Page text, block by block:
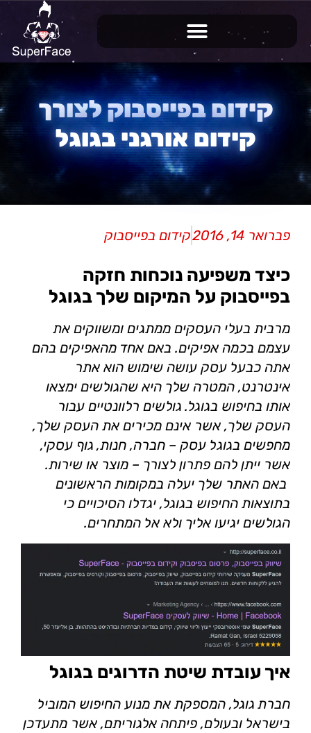
קידום בפייסבוק לצורך
קידום אורגני בגוגל
פברואר 14, 2016 קידום בפייסבוק
כיצד משפיעה נוכחות חזקה
בפייסבוק על המיקום שלך בגוגל
מרבית בעלי העסקים ממתגים ומשווקים את
עצמם בכמה אפיקים. באם אחד מהאפיקים בהם
אתה כבעל עסק עושה שימוש הוא אתר
אינטרנט, המטרה שלך היא שהגולשים ימצאו
אותו בחיפוש בגוגל. גולשים רלוונטיים עבור
העסק שלך, אשר אינם מכירים את העסק שלך,
מחפשים בגוגל עסק – חברה, חנות, גוף עסקי,
אשר ייתן להם פתרון לצורך – מוצר או שירות.
באם האתר שלך יעלה במקומות הראשונים
בתוצאות החיפוש בגוגל, יגדלו הסיכויים כי
הגולשים יגיעו אליך ולא אל המתחרים.
איך עובדת שיטת הדרוגים בגוגל
חברת גוגל, המספקת את מנוע החיפוש המוביל
בישראל ובעולם, פיתחה אלגוריתם, אשר מתעדכן